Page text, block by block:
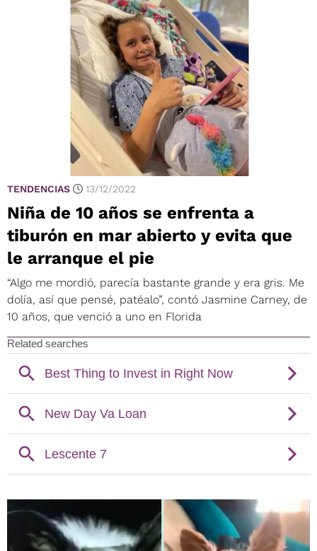
TENDENCIAS 13/12/2022
Niña de 10 años se enfrenta a
tiburón en mar abierto y evita que
le arranque el pie
“Algo me mordió, parecía bastante grande y era gris. Me
dolía, así que pensé, patéalo”, contó Jasmine Carney, de
10 años, que venció a uno en Florida